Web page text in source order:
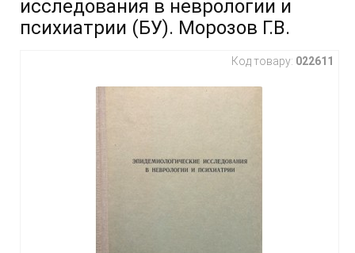
исследования в неврологии и
психиатрии (БУ). Морозов Г.В.
Код товару: 022611